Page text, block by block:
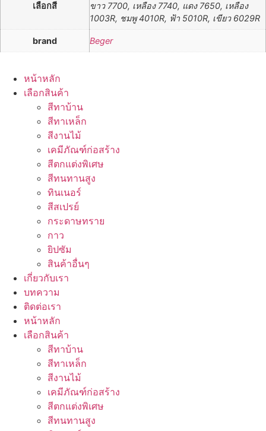
เลือกสี
ขาว 7700, เหลือง 7740, แดง 7650, เหลือง
1003R, ชมพู 4010R, ฟ้า 5010R, เขียว 6029R
brand Beger
หน้าหลัก
เลือกสินค้า
สีทาบ้าน
สีทาเหล็ก
สีงานไม้
เคมีภัณฑ์ก่อสร้าง
สีตกแต่งพิเศษ
สีทนทานสูง
ทินเนอร์
สีสเปรย์
กระดาษทราย
กาว
ยิปซัม
สินค้าอื่นๆ
เกี่ยวกับเรา
บทความ
ติดต่อเรา
หน้าหลัก
เลือกสินค้า
สีทาบ้าน
สีทาเหล็ก
สีงานไม้
เคมีภัณฑ์ก่อสร้าง
สีตกแต่งพิเศษ
สีทนทานสูง